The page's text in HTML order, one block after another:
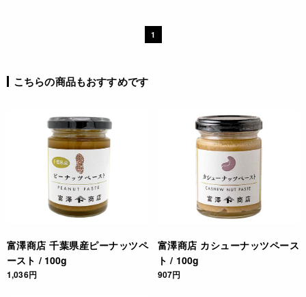
1
こちらの商品もおすすめです
富澤商店 千葉県産ピーナッツペ
ースト / 100g
1,036円
富澤商店 カシューナッツペース
ト / 100g
907円